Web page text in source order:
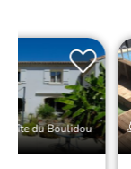
Gîte du Boulidou